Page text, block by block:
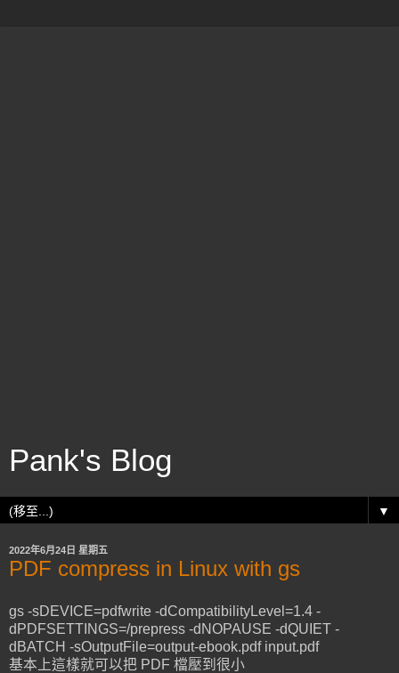
Pank's Blog
▼
2022年6月24日 星期五
PDF compress in Linux with gs
gs -sDEVICE=pdfwrite -dCompatibilityLevel=1.4 -
dPDFSETTINGS=/prepress -dNOPAUSE -dQUIET -
dBATCH -sOutputFile=output-ebook.pdf input.pdf
基本上這樣就可以把 PDF 檔壓到很小